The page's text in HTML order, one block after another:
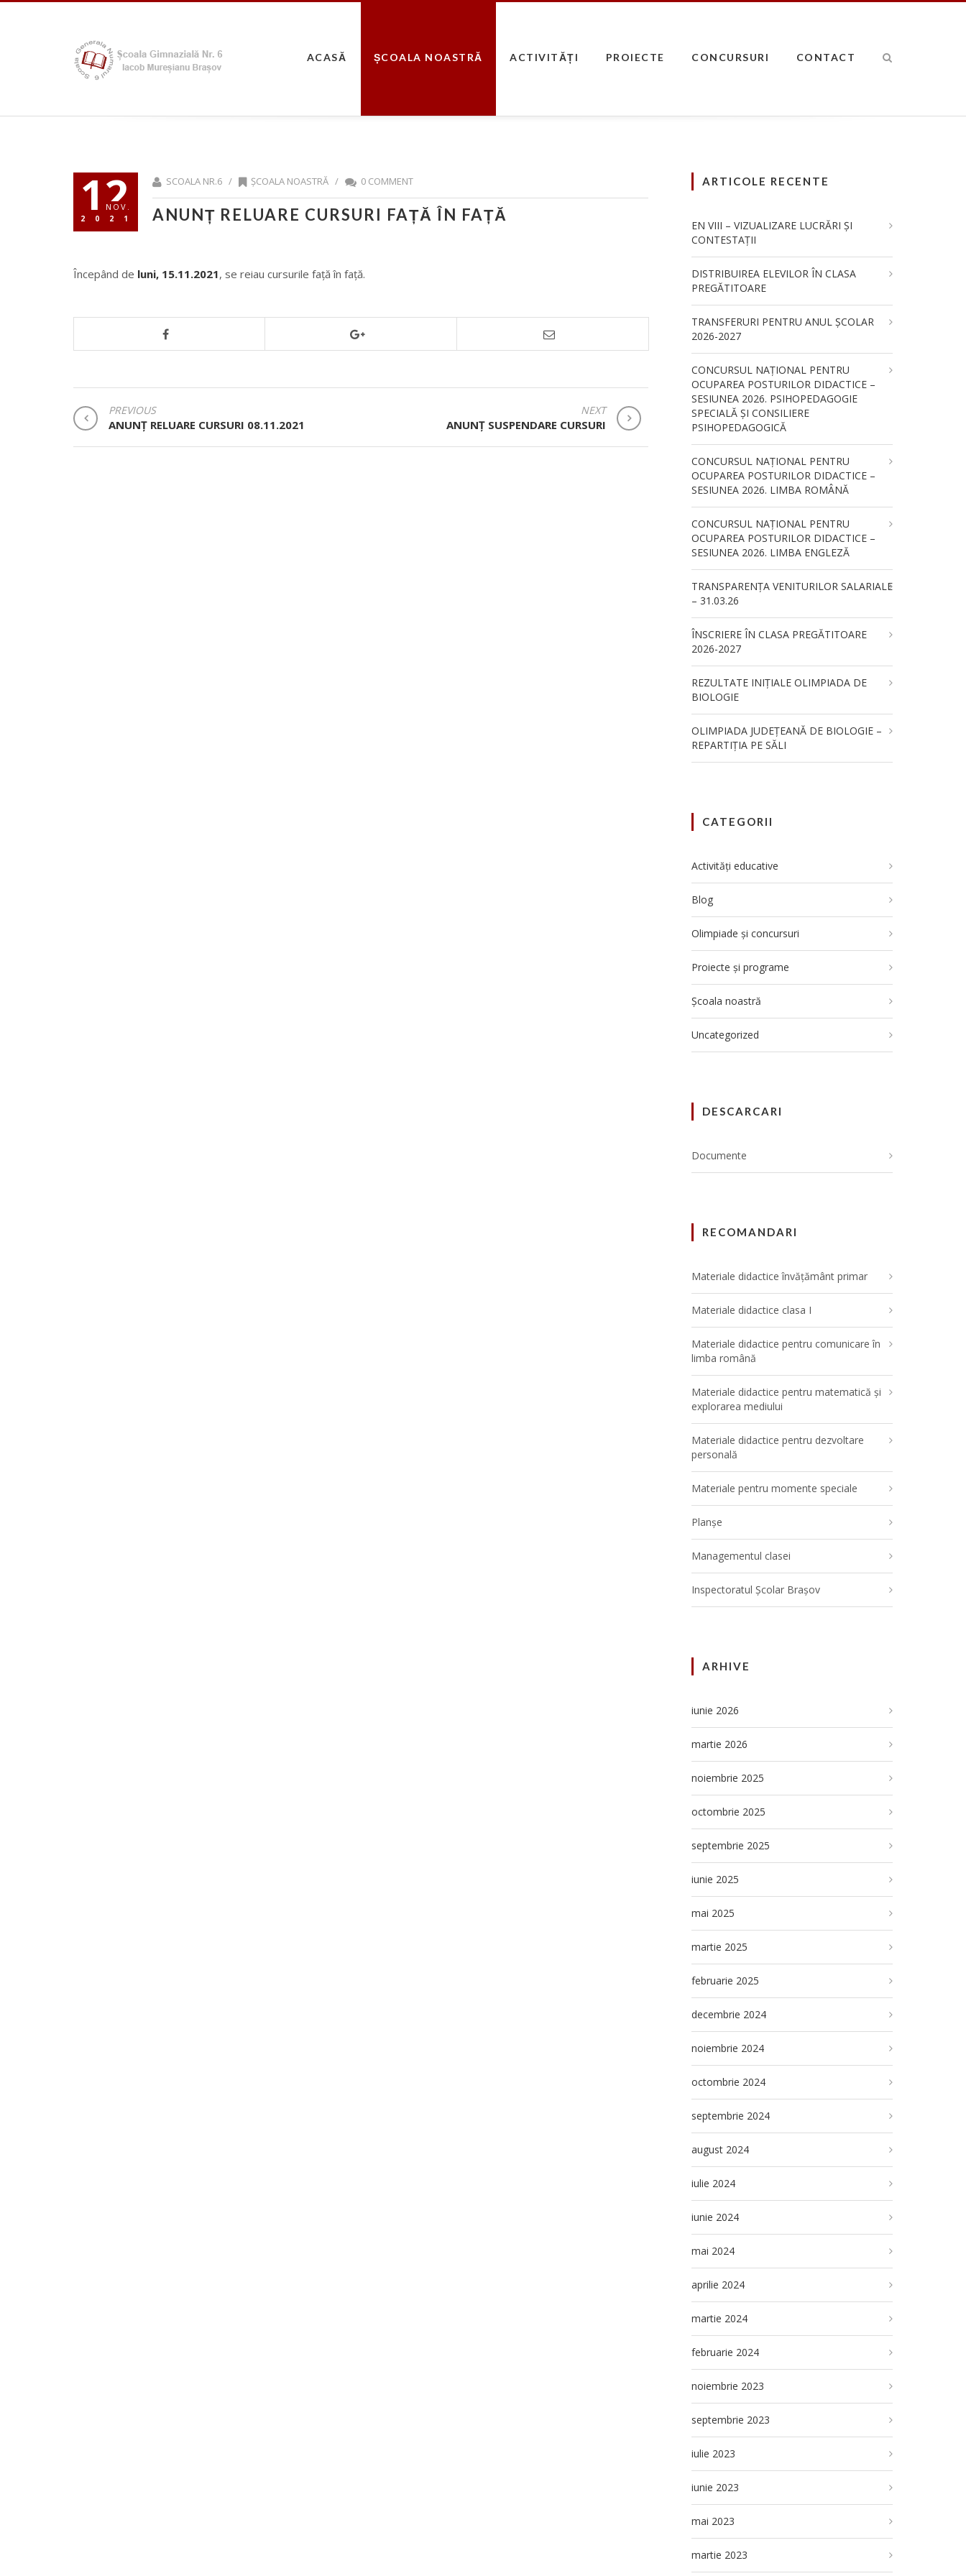
ACASĂ ȘCOALA NOASTRĂ ACTIVITĂȚI PROIECTE CONCURSURI CONTACT
12
NOV.
2021
SCOALA NR.6 / ȘCOALA NOASTRĂ / 0 COMMENT
ANUNȚ RELUARE CURSURI FAȚĂ ÎN FAȚĂ
Începând de luni, 15.11.2021, se reiau cursurile față în față.
NAVIGARE
ÎN
ARTICOLE
PREVIOUS
ANUNȚ RELUARE CURSURI 08.11.2021
NEXT
ANUNȚ SUSPENDARE CURSURI
ARTICOLE RECENTE
EN VIII – VIZUALIZARE LUCRĂRI ȘI
CONTESTAȚII
DISTRIBUIREA ELEVILOR ÎN CLASA
PREGĂTITOARE
TRANSFERURI PENTRU ANUL ȘCOLAR
2026-2027
CONCURSUL NAŢIONAL PENTRU
OCUPAREA POSTURILOR DIDACTICE –
SESIUNEA 2026. PSIHOPEDAGOGIE
SPECIALĂ ȘI CONSILIERE
PSIHOPEDAGOGICĂ
CONCURSUL NAŢIONAL PENTRU
OCUPAREA POSTURILOR DIDACTICE –
SESIUNEA 2026. LIMBA ROMÂNĂ
CONCURSUL NAŢIONAL PENTRU
OCUPAREA POSTURILOR DIDACTICE –
SESIUNEA 2026. LIMBA ENGLEZĂ
TRANSPARENȚA VENITURILOR SALARIALE
– 31.03.26
ÎNSCRIERE ÎN CLASA PREGĂTITOARE
2026-2027
REZULTATE INIȚIALE OLIMPIADA DE
BIOLOGIE
OLIMPIADA JUDEȚEANĂ DE BIOLOGIE –
REPARTIȚIA PE SĂLI
CATEGORII
Activități educative
Blog
Olimpiade și concursuri
Proiecte și programe
Școala noastră
Uncategorized
DESCARCARI
Documente
RECOMANDARI
Materiale didactice învățământ primar
Materiale didactice clasa I
Materiale didactice pentru comunicare în
limba română
Materiale didactice pentru matematică și
explorarea mediului
Materiale didactice pentru dezvoltare
personală
Materiale pentru momente speciale
Planșe
Managementul clasei
Inspectoratul Școlar Brașov
ARHIVE
iunie 2026
martie 2026
noiembrie 2025
octombrie 2025
septembrie 2025
iunie 2025
mai 2025
martie 2025
februarie 2025
decembrie 2024
noiembrie 2024
octombrie 2024
septembrie 2024
august 2024
iulie 2024
iunie 2024
mai 2024
aprilie 2024
martie 2024
februarie 2024
noiembrie 2023
septembrie 2023
iulie 2023
iunie 2023
mai 2023
martie 2023